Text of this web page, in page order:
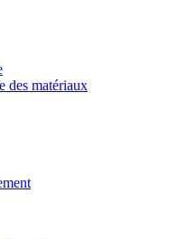
des matériaux